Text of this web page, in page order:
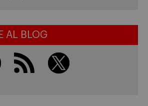
AL BLOG